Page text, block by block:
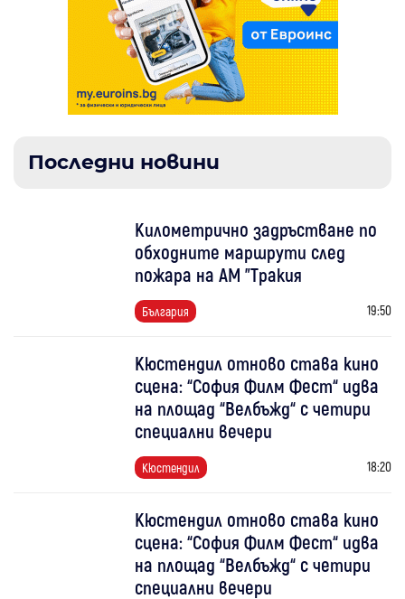
Последни новини
Километрично задръстване по
обходните маршрути след
пожара на АМ "Тракия
България 19:50
Кюстендил отново става кино
сцена: “София Филм Фест“ идва
на площад “Велбъжд“ с четири
специални вечери
Кюстендил 18:20
Кюстендил отново става кино
сцена: “София Филм Фест“ идва
на площад “Велбъжд“ с четири
специални вечери